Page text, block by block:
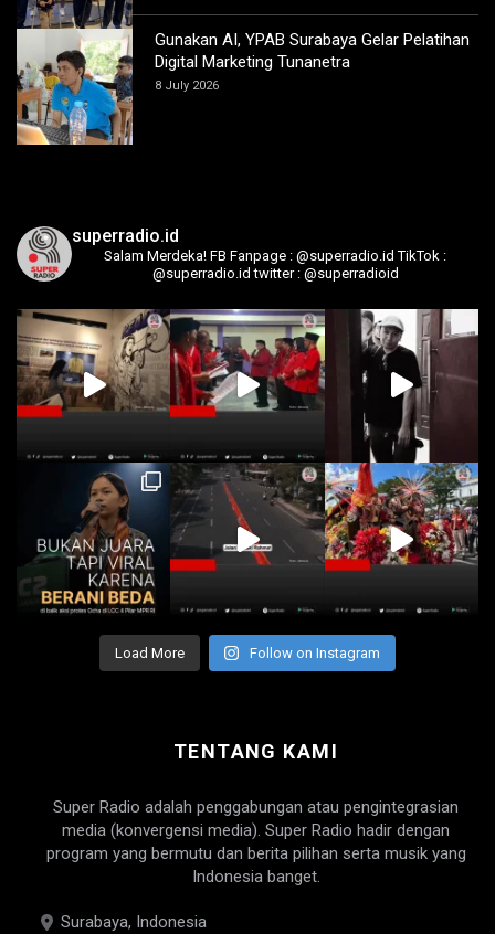
Gunakan AI, YPAB Surabaya Gelar Pelatihan
Digital Marketing Tunanetra
8 July 2026
superradio.id
Salam Merdeka! FB Fanpage : @superradio.id TikTok :
@superradio.id twitter : @superradioid
Load More Follow on Instagram
TENTANG KAMI
Super Radio adalah penggabungan atau pengintegrasian
media (konvergensi media). Super Radio hadir dengan
program yang bermutu dan berita pilihan serta musik yang
Indonesia banget.
Surabaya, Indonesia